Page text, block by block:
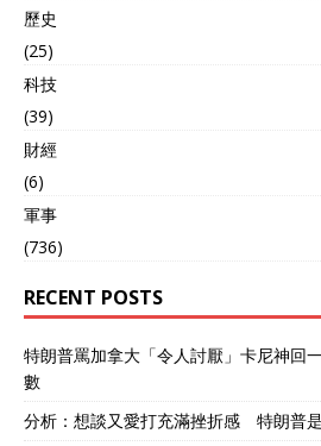
歷史
(25)
科技
(39)
財經
(6)
軍事
(736)
RECENT POSTS
特朗普罵加拿大「令人討厭」卡尼神回
數
分析：想談又愛打充滿挫折感 特朗普